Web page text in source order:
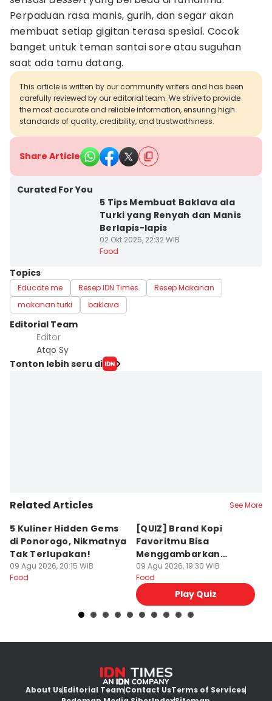
Perpaduan rasa manis, gurih, dan segar akan
membuat setiap gigitan terasa spesial. Cocok
banget untuk teman santai sore atau suguhan
saat ada tamu datang.
This article is written by our community writers and has been
carefully reviewed by our editorial team. We strive to provide
the most accurate and reliable information, ensuring high
standards of quality, credibility, and trustworthiness.
Share Article
Curated For You
5 Tips Membuat Baklava ala
Turki yang Renyah dan Manis
Berlapis-lapis
02 Okt 2025, 22:32 WIB
Food
Topics
Educate me Resep IDN Times
Resep Makanan
makanan turki
baklava
Editorial Team
Editor
Atqo Sy
Tonton lebih seru di
Related Articles See More
5 Kuliner Hidden Gems
di Ponorogo, Nikmatnya
Tak Terlupakan!
09 Agu 2026, 20:15 WIB
Food
[QUIZ] Brand Kopi
Favoritmu Bisa
Menggambarkan
Kepribadianmu Lho!
09 Agu 2026, 19:30 WIB
Food
Play Quiz
About UsEditorial TeamContact UsTerms of Services